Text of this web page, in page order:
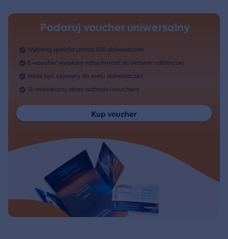
Podaruj voucher uniwersalny
Wybieraj spośród ponad 500 doświadczeń
E-voucher wysyłany natychmiast do skrzynki odbiorczej
Może być używany do wielu doświadczeń
12-miesięczny okres ważności vouchera
Kup voucher